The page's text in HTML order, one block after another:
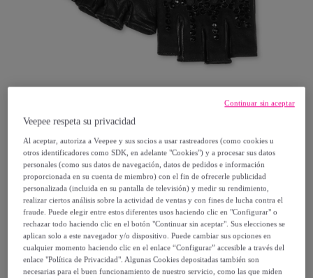
Philipp Plein
PHILIPP PLEIN Guantes
1250,00 €
Vendido porPHILIPP PLEIN
Veepee respeta su privacidad
Al aceptar, autoriza a Veepee y sus socios a usar rastreadores (como cookies u
otros identificadores como SDK, en adelante "Cookies") y a procesar sus datos
personales (como sus datos de navegación, datos de pedidos e información
proporcionada en su cuenta de miembro) con el fin de ofrecerle publicidad
personalizada (incluida en su pantalla de televisión) y medir su rendimiento,
realizar ciertos análisis sobre la actividad de ventas y con fines de lucha contra el
fraude. Puede elegir entre estos diferentes usos haciendo clic en "Configurar" o
rechazar todo haciendo clic en el botón "Continuar sin aceptar". Sus elecciones se
aplican solo a este navegador y/o dispositivo. Puede cambiar sus opciones en
cualquier momento haciendo clic en el enlace “Configurar” accesible a través del
enlace "Política de Privacidad". Algunas Cookies depositadas también son
necesarias para el buen funcionamiento de nuestro servicio, como las que miden
Continuar sin aceptar